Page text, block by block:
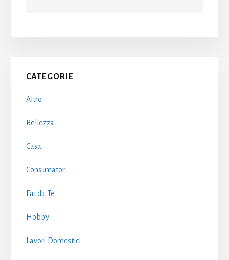
Primary
Sidebar
CATEGORIE
Altro
Bellezza
Casa
Consumatori
Fai da Te
Hobby
Lavori Domestici